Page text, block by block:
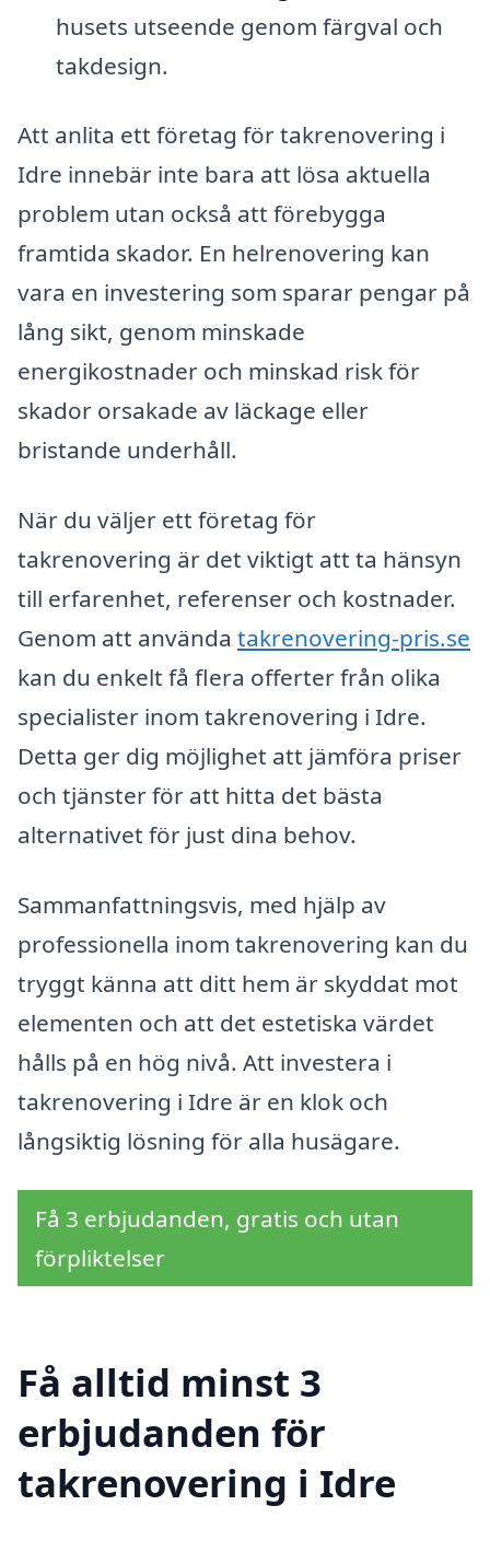
husets utseende genom färgval och
takdesign.
Att anlita ett företag för takrenovering i
Idre innebär inte bara att lösa aktuella
problem utan också att förebygga
framtida skador. En helrenovering kan
vara en investering som sparar pengar på
lång sikt, genom minskade
energikostnader och minskad risk för
skador orsakade av läckage eller
bristande underhåll.
När du väljer ett företag för
takrenovering är det viktigt att ta hänsyn
till erfarenhet, referenser och kostnader.
Genom att använda takrenovering-pris.se
kan du enkelt få flera offerter från olika
specialister inom takrenovering i Idre.
Detta ger dig möjlighet att jämföra priser
och tjänster för att hitta det bästa
alternativet för just dina behov.
Sammanfattningsvis, med hjälp av
professionella inom takrenovering kan du
tryggt känna att ditt hem är skyddat mot
elementen och att det estetiska värdet
hålls på en hög nivå. Att investera i
takrenovering i Idre är en klok och
långsiktig lösning för alla husägare.
Få 3 erbjudanden, gratis och utan
förpliktelser
Få alltid minst 3
erbjudanden för
takrenovering i Idre